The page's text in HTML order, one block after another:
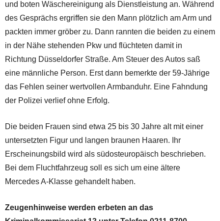
und boten Wäschereinigung als Dienstleistung an. Während
des Gesprächs ergriffen sie den Mann plötzlich am Arm und
packten immer gröber zu. Dann rannten die beiden zu einem
in der Nähe stehenden Pkw und flüchteten damit in
Richtung Düsseldorfer Straße. Am Steuer des Autos saß
eine männliche Person. Erst dann bemerkte der 59-Jährige
das Fehlen seiner wertvollen Armbanduhr. Eine Fahndung
der Polizei verlief ohne Erfolg.
Die beiden Frauen sind etwa 25 bis 30 Jahre alt mit einer
untersetzten Figur und langen braunen Haaren. Ihr
Erscheinungsbild wird als südosteuropäisch beschrieben.
Bei dem Fluchtfahrzeug soll es sich um eine ältere
Mercedes A-Klasse gehandelt haben.
Zeugenhinweise werden erbeten an das